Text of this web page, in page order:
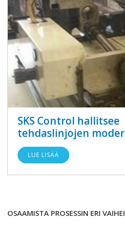
SKS Control hallitsee
tehdaslinjojen
LUE LISÄÄ
OSAAMISTA PROSESSIN ERI